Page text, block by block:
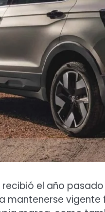
el año
vigente